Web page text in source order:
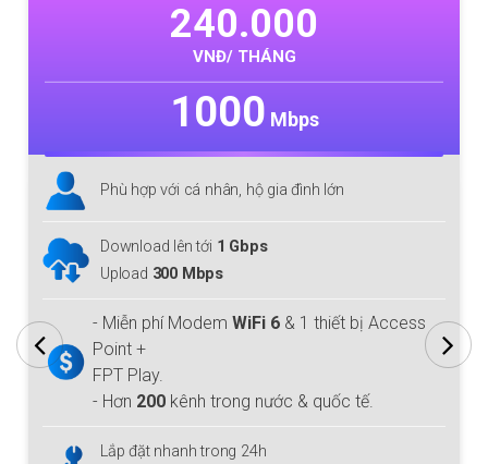
240.000
VNĐ/ THÁNG
1000 Mbps
Phù hợp với cá nhân, hộ gia đình lớn
Download lên tới 1 Gbps
Upload 300 Mbps
- Miễn phí Modem WiFi 6 & 1 thiết bị Access
Point +
FPT Play.
- Hơn 200 kênh trong nước & quốc tế.
Lắp đặt nhanh trong 24h